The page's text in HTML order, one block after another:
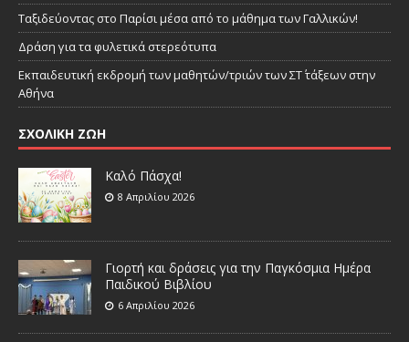
Ταξιδεύοντας στο Παρίσι μέσα από το μάθημα των Γαλλικών!
Δράση για τα φυλετικά στερεότυπα
Εκπαιδευτική εκδρομή των μαθητών/τριών των ΣΤ΄ τάξεων στην
Αθήνα
ΣΧΟΛΙΚΗ ΖΩΗ
Καλό Πάσχα!
8 Απριλίου 2026
Γιορτή και δράσεις για την Παγκόσμια Ημέρα
Παιδικού Βιβλίου
6 Απριλίου 2026